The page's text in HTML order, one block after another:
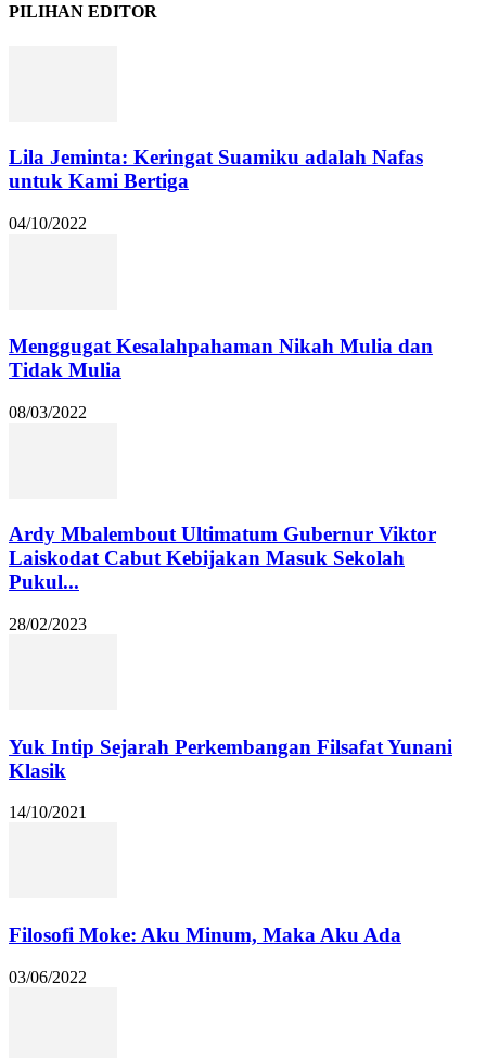
PILIHAN EDITOR
Lila Jeminta: Keringat Suamiku adalah Nafas
untuk Kami Bertiga
04/10/2022
Menggugat Kesalahpahaman Nikah Mulia dan
Tidak Mulia
08/03/2022
Ardy Mbalembout Ultimatum Gubernur Viktor
Laiskodat Cabut Kebijakan Masuk Sekolah
Pukul...
28/02/2023
Yuk Intip Sejarah Perkembangan Filsafat Yunani
Klasik
14/10/2021
Filosofi Moke: Aku Minum, Maka Aku Ada
03/06/2022